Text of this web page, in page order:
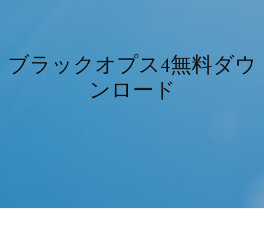
ブラックオプス4無料ダウ
ンロード